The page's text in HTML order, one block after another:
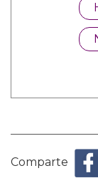
Comparte